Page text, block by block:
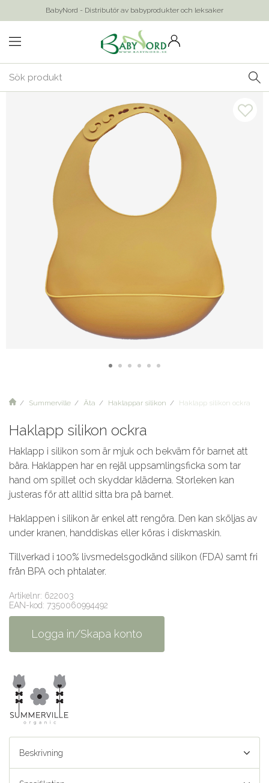
BabyNord - Distributör av babyprodukter och leksaker
Summerville Äta Haklappar silikon Haklapp silikon ockra
Haklapp silikon ockra
Haklapp i silikon som är mjuk och bekväm för barnet att
bära. Haklappen har en rejäl uppsamlingsficka som tar
hand om spillet och skyddar kläderna. Storleken kan
justeras för att alltid sitta bra på barnet.
Haklappen i silikon är enkel att rengöra. Den kan sköljas av
under kranen, handdiskas eller köras i diskmaskin.
Tillverkad i 100% livsmedelsgodkänd silikon (FDA) samt fri
från BPA och phtalater.
Artikelnr: 622003
EAN-kod: 7350060994492
Logga in/Skapa konto
Beskrivning